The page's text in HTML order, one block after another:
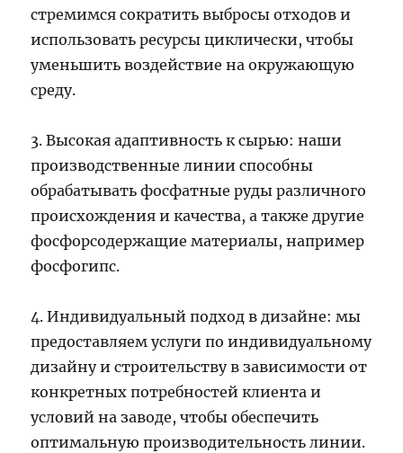
стремимся сократить выбросы отходов и
использовать ресурсы циклически, чтобы
уменьшить воздействие на окружающую
среду.
3. Высокая адаптивность к сырью: наши
производственные линии способны
обрабатывать фосфатные руды различного
происхождения и качества, а также другие
фосфорсодержащие материалы, например
фосфогипс.
4. Индивидуальный подход в дизайне: мы
предоставляем услуги по индивидуальному
дизайну и строительству в зависимости от
конкретных потребностей клиента и
условий на заводе, чтобы обеспечить
оптимальную производительность линии.